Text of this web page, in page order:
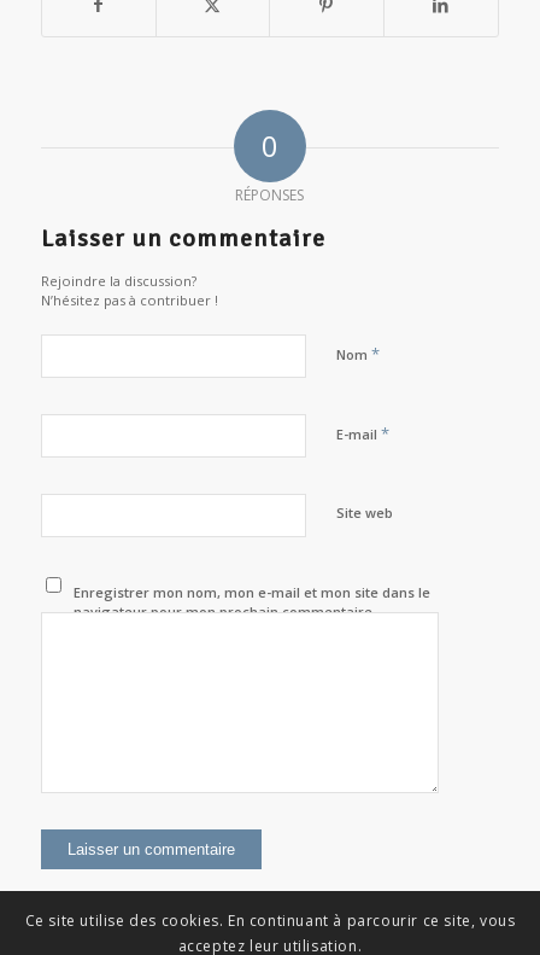
0
RÉPONSES
Laisser un commentaire
Rejoindre la discussion?
N’hésitez pas à contribuer !
Nom *
E-mail *
Site web
Enregistrer mon nom, mon e-mail et mon site dans le
navigateur pour mon prochain commentaire.
Ce site utilise des cookies. En continuant à parcourir ce site, vous
acceptez leur utilisation.